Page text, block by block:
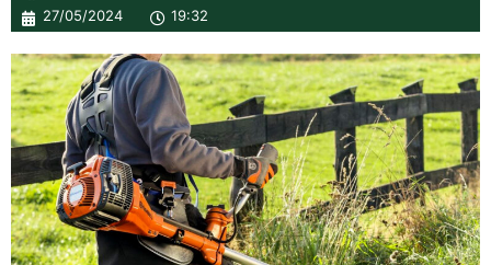
27/05/2024
19:32